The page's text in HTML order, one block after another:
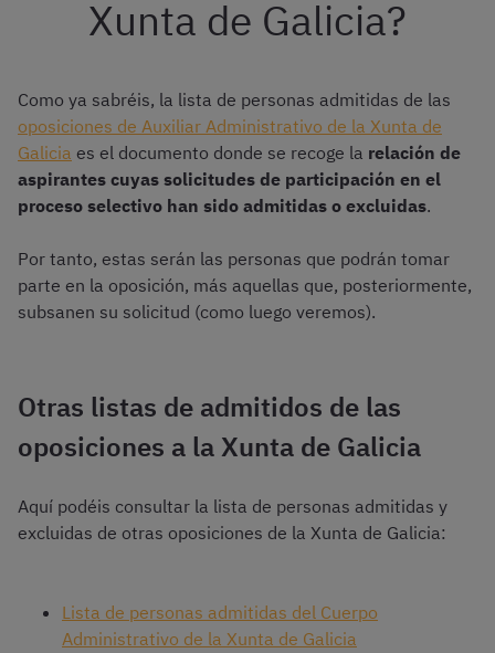
Xunta de Galicia?
Como ya sabréis, la lista de personas admitidas de las
oposiciones de Auxiliar Administrativo de la Xunta de
Galicia es el documento donde se recoge la relación de
aspirantes cuyas solicitudes de participación en el
proceso selectivo han sido admitidas o excluidas.
Por tanto, estas serán las personas que podrán tomar
parte en la oposición, más aquellas que, posteriormente,
subsanen su solicitud (como luego veremos).
Otras listas de admitidos de las
oposiciones a la Xunta de Galicia
Aquí podéis consultar la lista de personas admitidas y
excluidas de otras oposiciones de la Xunta de Galicia:
Lista de personas admitidas del Cuerpo
Administrativo de la Xunta de Galicia